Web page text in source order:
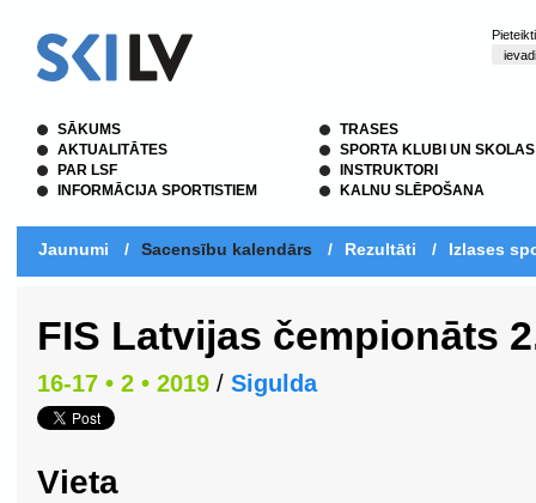
SĀKUMS
AKTUALITĀTES
PAR LSF
INFORMĀCIJA SPORTISTIEM
TRASES
SPORTA KLUBI UN SKOLAS
INSTRUKTORI
KALNU SLĒPOŠANA
Jaunumi / Sacensību kalendārs / Rezultāti / Izlases
FIS Latvijas čempionāts
16-17 • 2 • 2019 / Sigulda
Vieta